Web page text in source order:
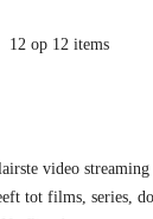
12 op 12 items
video streaming
tot films, series,